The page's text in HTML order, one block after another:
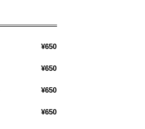
¥650
¥650
¥650
¥650